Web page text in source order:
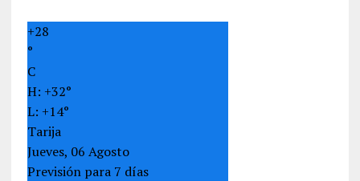
+28
°
C
H: +32°
L: +14°
Tarija
Jueves, 06 Agosto
Previsión para 7 días